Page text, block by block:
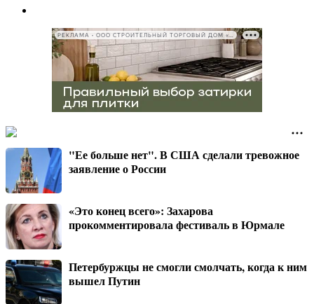
РЕКЛАМА • ООО СТРОИТЕЛЬНЫЙ ТОРГОВЫЙ ДОМ «ПЕТРОВИЧ», ИНН 7802348846
"Ее больше нет". В США сделали тревожное
заявление о России
«Это конец всего»: Захарова
прокомментировала фестиваль в Юрмале
Петербуржцы не смогли смолчать, когда к ним
вышел Путин